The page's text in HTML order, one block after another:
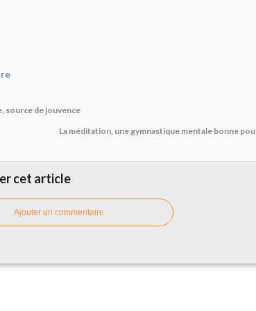
source de jouvence
La méditation, une gymnastique mentale bonne
cet article
Ajouter un commentaire